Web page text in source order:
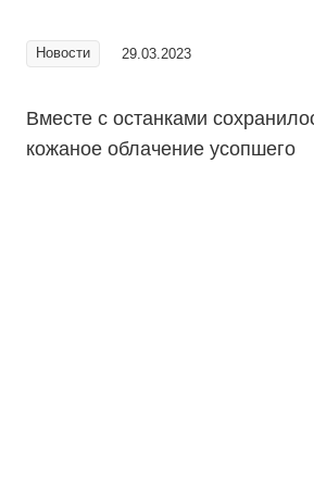
Новости 29.03.2023
Вместе с останками
кожаное облачение усопшего